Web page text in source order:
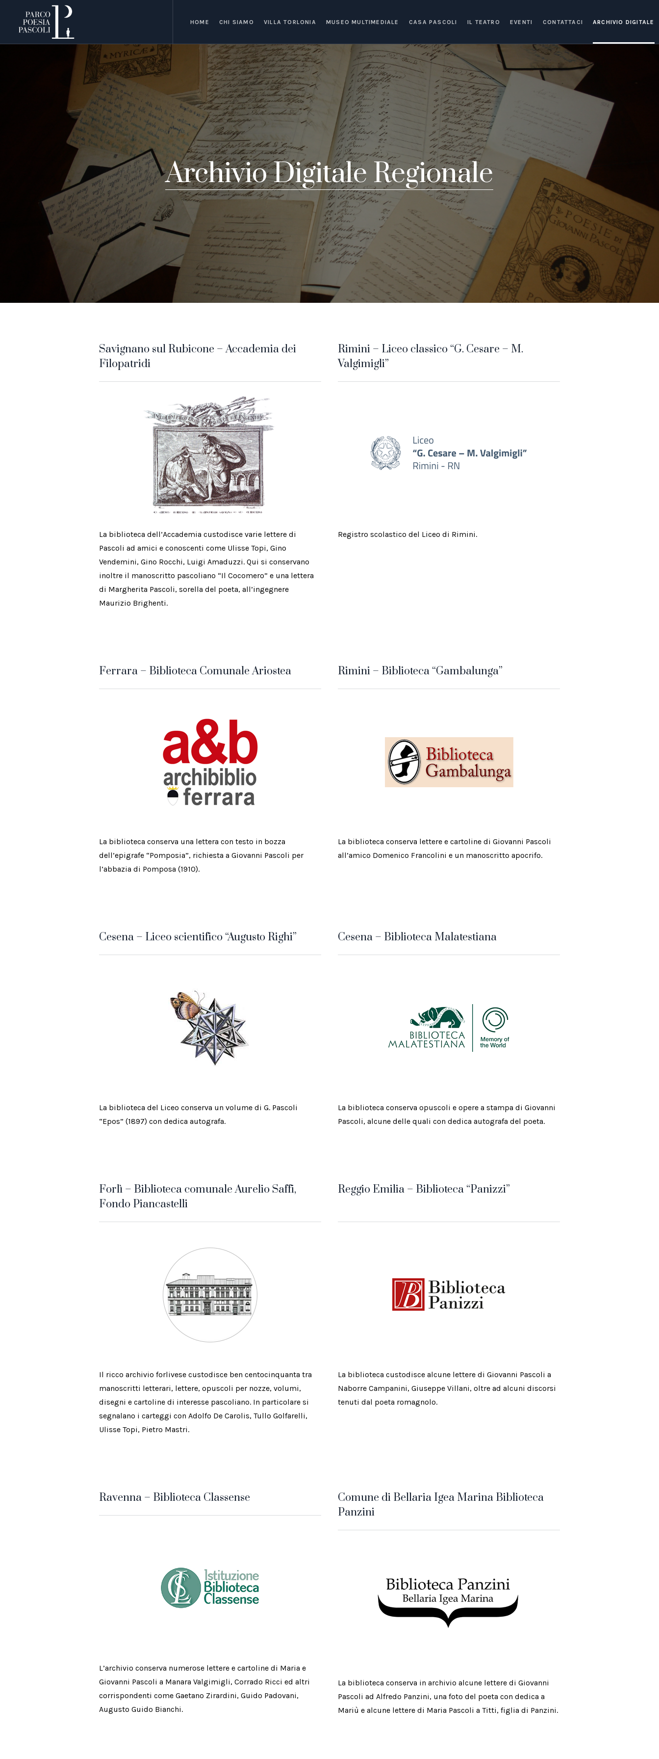
HOME CHI SIAMO VILLA TORLONIA MUSEO MULTIMEDIALE CASA PASCOLI IL TEATRO EVENTI CONTATTACI ARCHIVIO DIGITALE
Archivio Digitale Regionale
Savignano sul Rubicone – Accademia dei
Filopatridi
La biblioteca dell’Accademia custodisce varie lettere di
Pascoli ad amici e conoscenti come Ulisse Topi, Gino
Vendemini, Gino Rocchi, Luigi Amaduzzi. Qui si conservano
inoltre il manoscritto pascoliano “Il Cocomero” e una lettera
di Margherita Pascoli, sorella del poeta, all’ingegnere
Maurizio Brighenti.
Rimini – Liceo classico “G. Cesare – M.
Valgimigli”
Registro scolastico del Liceo di Rimini.
Ferrara – Biblioteca Comunale Ariostea
La biblioteca conserva una lettera con testo in bozza
dell’epigrafe “Pomposia”, richiesta a Giovanni Pascoli per
l’abbazia di Pomposa (1910).
Rimini – Biblioteca “Gambalunga”
La biblioteca conserva lettere e cartoline di Giovanni Pascoli
all’amico Domenico Francolini e un manoscritto apocrifo.
Cesena – Liceo scientifico “Augusto Righi”
La biblioteca del Liceo conserva un volume di G. Pascoli
“Epos” (1897) con dedica autografa.
Cesena – Biblioteca Malatestiana
La biblioteca conserva opuscoli e opere a stampa di Giovanni
Pascoli, alcune delle quali con dedica autografa del poeta.
Forlì – Biblioteca comunale Aurelio Saffi,
Fondo Piancastelli
Il ricco archivio forlivese custodisce ben centocinquanta tra
manoscritti letterari, lettere, opuscoli per nozze, volumi,
disegni e cartoline di interesse pascoliano. In particolare si
segnalano i carteggi con Adolfo De Carolis, Tullo Golfarelli,
Ulisse Topi, Pietro Mastri.
Reggio Emilia – Biblioteca “Panizzi”
La biblioteca custodisce alcune lettere di Giovanni Pascoli a
Naborre Campanini, Giuseppe Villani, oltre ad alcuni discorsi
tenuti dal poeta romagnolo.
Ravenna – Biblioteca Classense
L’archivio conserva numerose lettere e cartoline di Maria e
Giovanni Pascoli a Manara Valgimigli, Corrado Ricci ed altri
corrispondenti come Gaetano Zirardini, Guido Padovani,
Augusto Guido Bianchi.
Comune di Bellaria Igea Marina Biblioteca
Panzini
La biblioteca conserva in archivio alcune lettere di Giovanni
Pascoli ad Alfredo Panzini, una foto del poeta con dedica a
Mariù e alcune lettere di Maria Pascoli a Titti, figlia di Panzini.